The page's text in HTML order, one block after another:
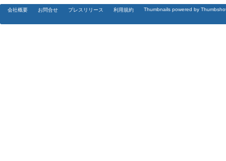
会社概要 お問合せ プレスリリース 利用規約 Thumbnails powered by